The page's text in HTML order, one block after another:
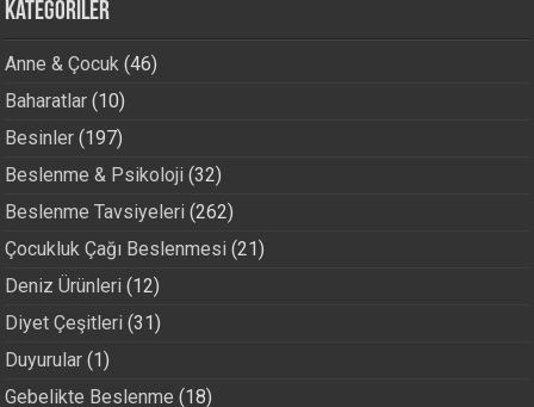
Kategoriler
Anne & Çocuk (46)
Baharatlar (10)
Besinler (197)
Beslenme & Psikoloji (32)
Beslenme Tavsiyeleri (262)
Çocukluk Çağı Beslenmesi (21)
Deniz Ürünleri (12)
Diyet Çeşitleri (31)
Duyurular (1)
Gebelikte Beslenme (18)